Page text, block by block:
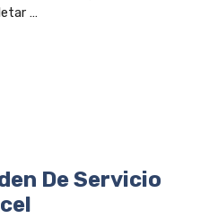
…
De Servicio